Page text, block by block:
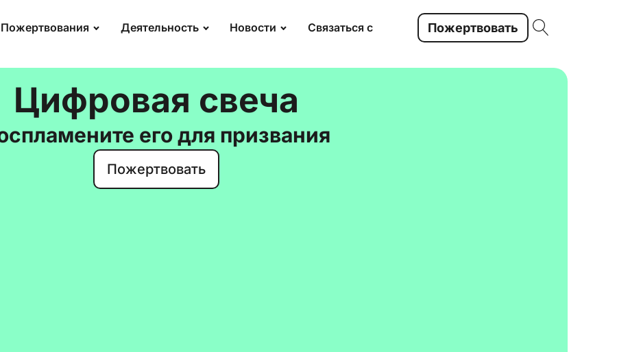
Пожертвования Деятельность Новости Связаться с Пожертвовать
Цифровая свеча
его для призвания
Пожертвовать